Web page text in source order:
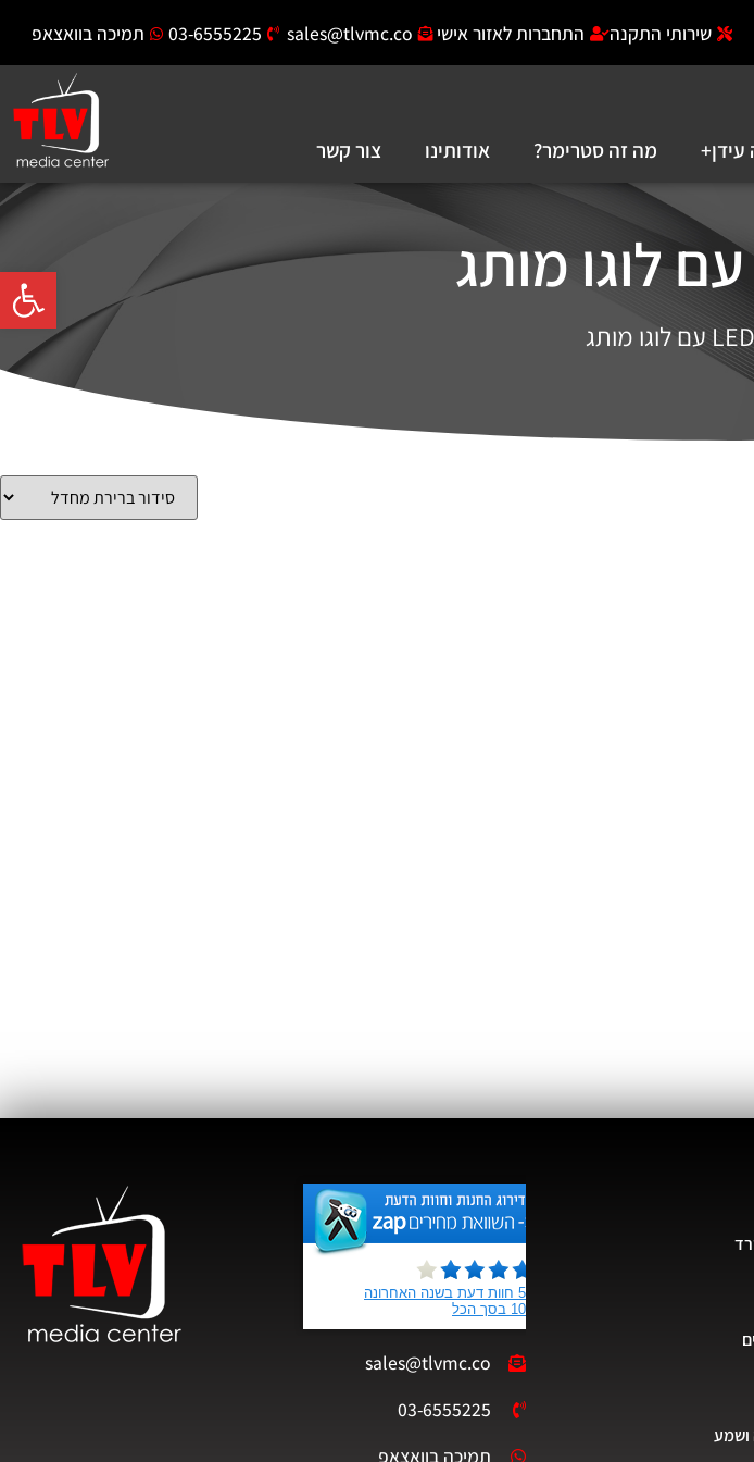
פתח
שירותי התקנה התחברות לאזור אישי sales@tlvmc.co
03-6555225 תמיכה בוואצאפ
עידן+ מה זה סטרימר? אודותינו צור קשר
ושמע
sales@tlvmc.co
03-6555225
תמיכה בוואצאפ